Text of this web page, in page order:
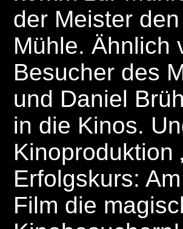
der Meister
Mühle. Ähnlich
Besucher des
und Daniel
in die Kinos.
Kinoproduktion
Erfolgskurs:
Film die